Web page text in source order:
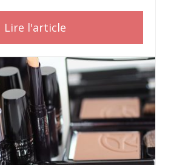
Lire l'article